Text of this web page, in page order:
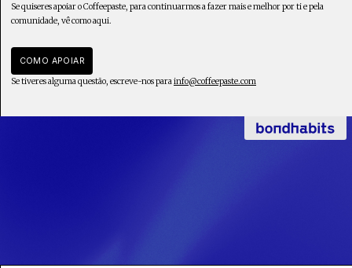
Se quiseres apoiar o Coffeepaste, para continuarmos a fazer mais e melhor por ti e pela
comunidade, vê como aqui.
COMO APOIAR
Se tiveres alguma questão, escreve-nos parainfo@coffeepaste.com